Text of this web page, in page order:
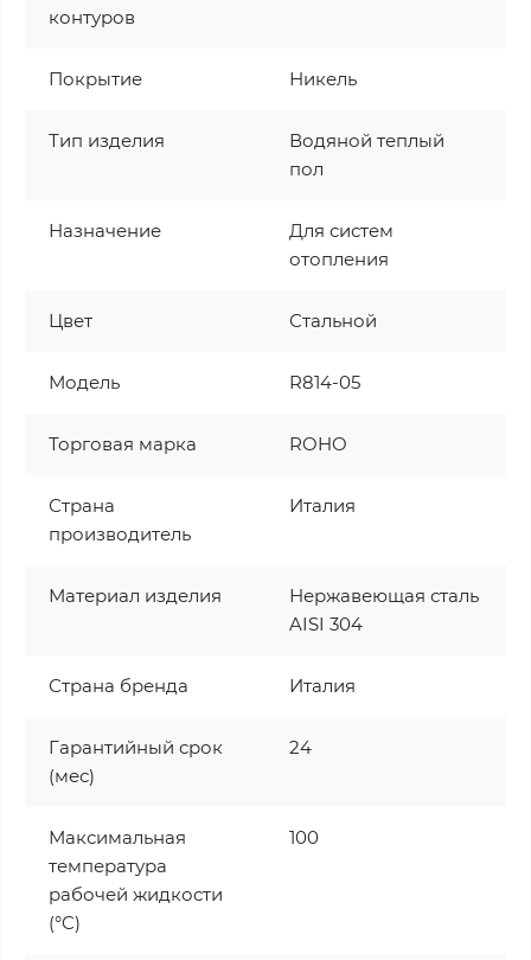
контуров
Покрытие Никель
Тип изделия
Водяной теплый
пол
Назначение
Для систем
отопления
Цвет Стальной
Модель R814-05
Торговая марка ROHO
Страна
производитель
Италия
Материал изделия
Нержавеющая сталь
AISI 304
Страна бренда Италия
Гарантийный срок
(мес)
24
Максимальная
температура
рабочей жидкости
(°C)
100